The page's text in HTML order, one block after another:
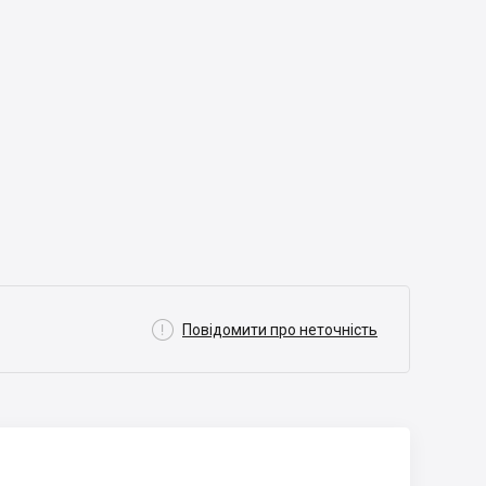
 Повідомити про неточність